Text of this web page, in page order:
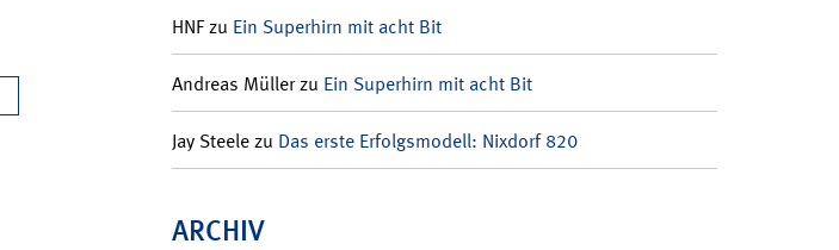
HNFzu Ein Superhirn mit acht Bit
Andreas Müllerzu Ein Superhirn mit acht Bit
Jay Steelezu Das erste Erfolgsmodell: Nixdorf 820
ARCHIV